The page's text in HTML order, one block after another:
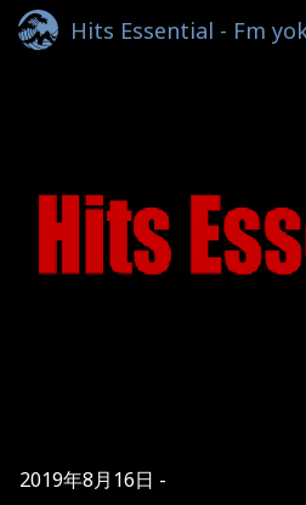
Hits Essential - Fm
2019年8月16日